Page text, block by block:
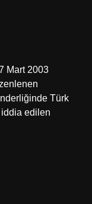
Mart 2003
Türk
iddia edilen